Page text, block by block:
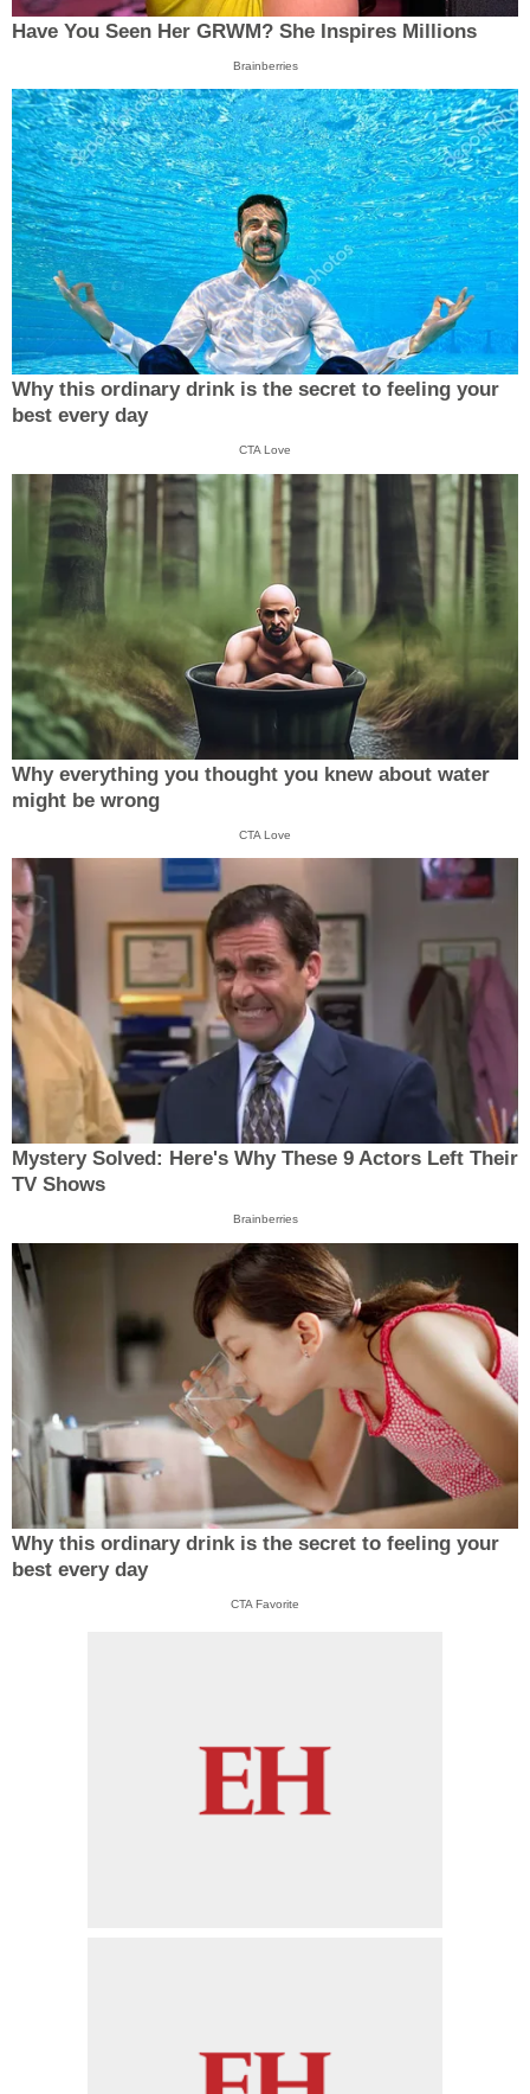
Have You Seen Her GRWM? She Inspires Millions
Brainberries
Why this ordinary drink is the secret to feeling your
best every day
CTA Love
Why everything you thought you knew about water
might be wrong
CTA Love
Mystery Solved: Here's Why These 9 Actors Left Their
TV Shows
Brainberries
Why this ordinary drink is the secret to feeling your
best every day
CTA Favorite